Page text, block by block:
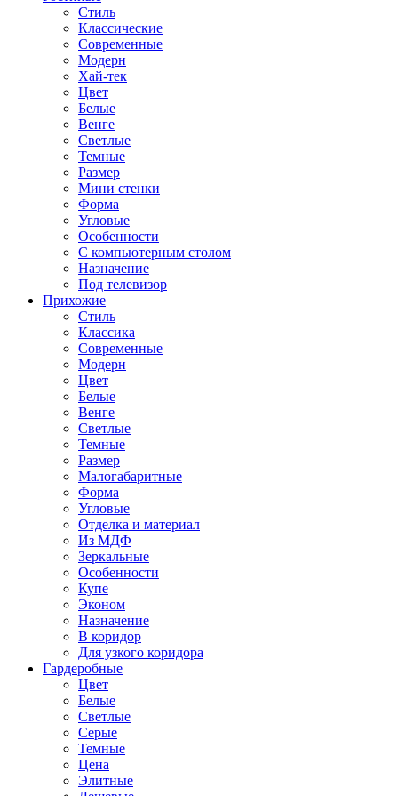
Стиль
Классические
Современные
Модерн
Хай-тек
Цвет
Белые
Венге
Светлые
Темные
Размер
Мини стенки
Форма
Угловые
Особенности
С компьютерным столом
Назначение
Под телевизор
Прихожие
Стиль
Классика
Современные
Модерн
Цвет
Белые
Венге
Светлые
Темные
Размер
Малогабаритные
Форма
Угловые
Отделка и материал
Из МДФ
Зеркальные
Особенности
Купе
Эконом
Назначение
В коридор
Для узкого коридора
Гардеробные
Цвет
Белые
Светлые
Серые
Темные
Цена
Элитные